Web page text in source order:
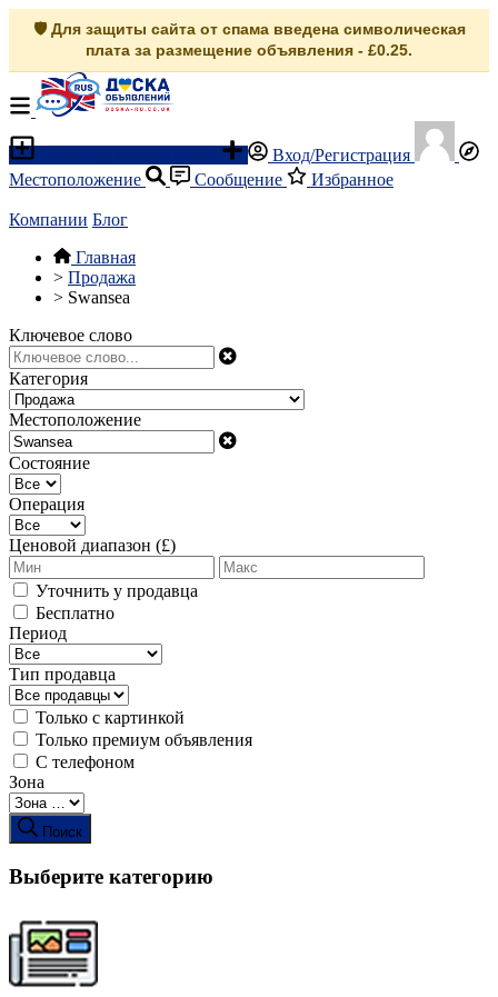
🛡️ Для защиты сайта от спама введена символическая
плата за размещение объявления - £0.25.
Вход/Регистрация
Местоположение
Сообщение Избранное
Компании Блог
Главная
> Продажа
> Swansea
Ключевое слово
Категория
Местоположение
Состояние
Операция
Ценовой диапазон (£)
Уточнить у продавца
Бесплатно
Период
Тип продавца
Только с картинкой
Только премиум объявления
С телефоном
Зона
Поиск
Выберите категорию